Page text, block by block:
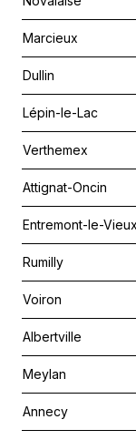
Marcieux
Dullin
Lépin-le-Lac
Verthemex
Attignat-Oncin
Entremont-le-Vieux
Rumilly
Voiron
Albertville
Meylan
Annecy